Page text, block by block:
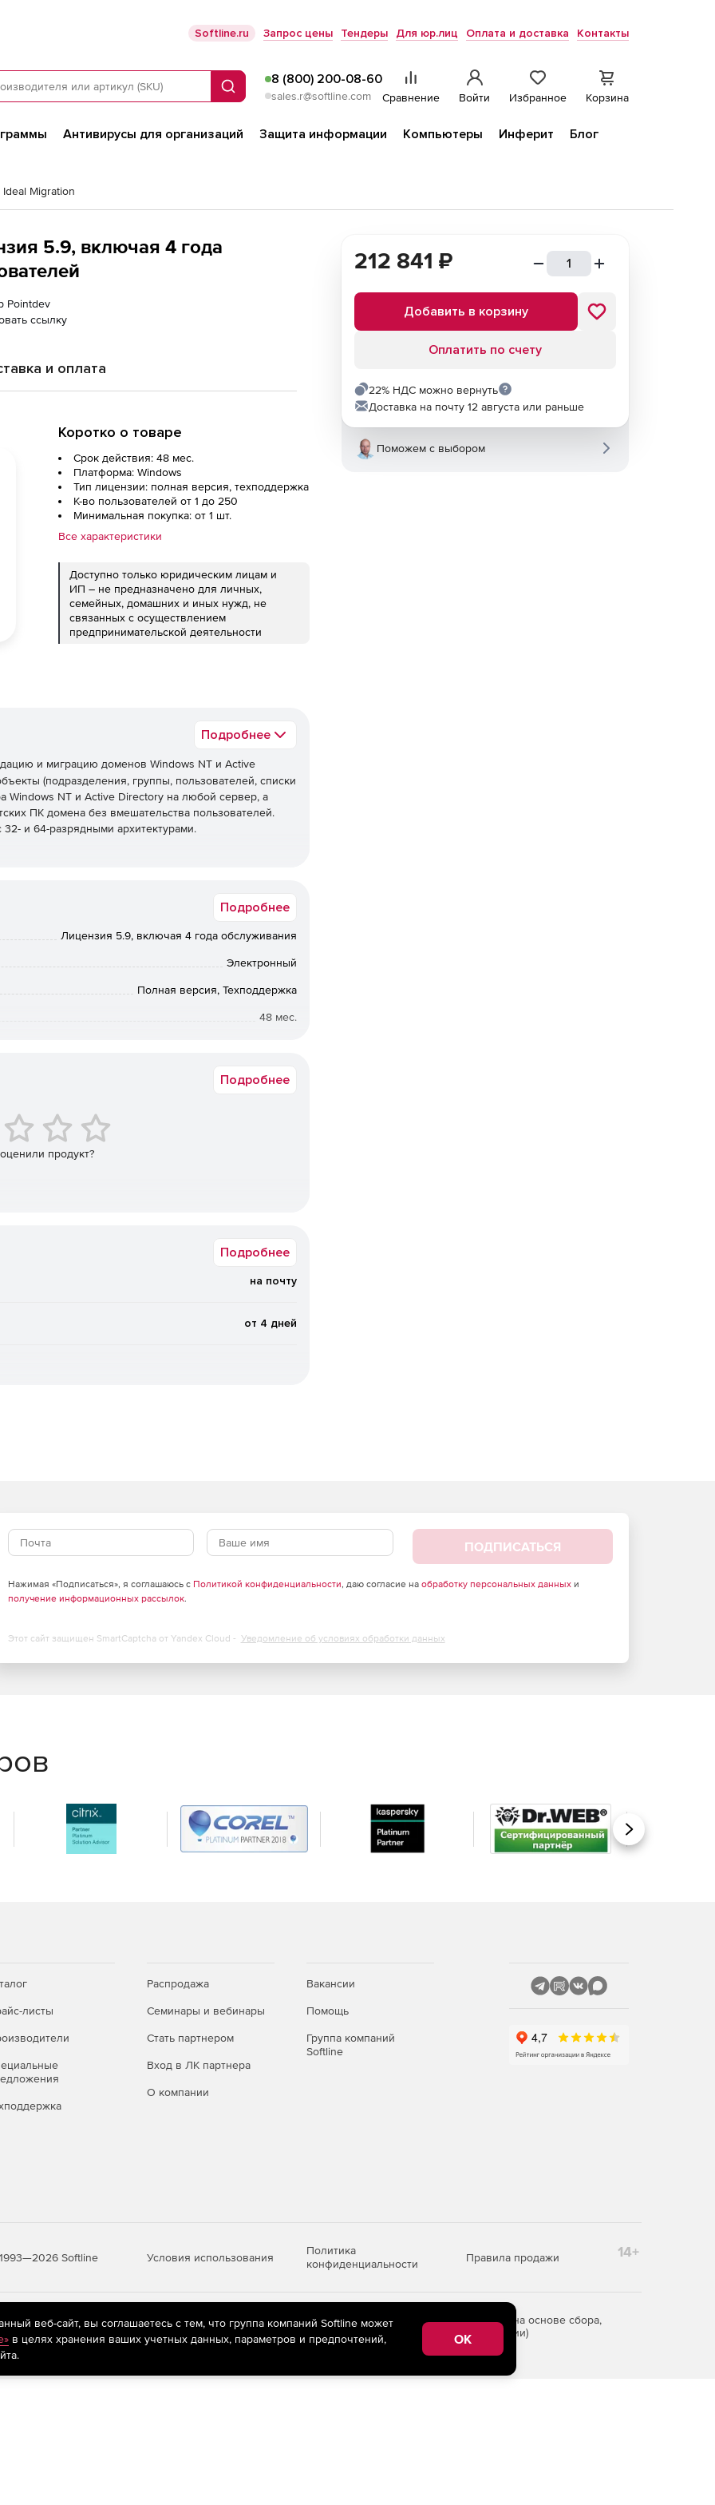
Softline.ru Запрос цены Тендеры Для юр.лиц Оплата и доставка Контакты
Поиск
8 (800) 200-08-60
sales.r@softline.com Сравнение Войти Избранное Корзина
Антивирусы для организаций Защита информации Компьютеры Инферит
Блог
Ideal Migration
5.9, включая 4 года
Pointdev
ссылку
и оплата
Коротко о товаре
Срок действия: 48 мес.
Платформа: Windows
Тип лицензии: полная версия, техподдержка
К-во пользователей от 1 до 250
Минимальная покупка: от 1 шт.
Все характеристики
Доступно только юридическим лицам и
ИП – не предназначено для личных,
семейных, домашних и иных нужд, не
связанных с осуществлением
предпринимательской деятельности
Подробнее
и миграцию доменов Windows NT и Active
(подразделения, группы, пользователей, списки
Windows NT и Active Directory на любой сервер, а
ПК домена без вмешательства пользователей.
и 64-разрядными архитектурами.
(SBS).
так и без них.
используются файлы CSV (их можно вручную
Подробнее
Лицензия 5.9, включая 4 года обслуживания
Электронный
Полная версия, Техподдержка
48 мес.
Подробнее
продукт?
Подробнее
на почту
от 4 дней
212 841 ₽
Добавить в корзину
Оплатить по счету
22% НДС можно вернуть
Доставка на почту 12 августа или раньше
Поможем с выбором
ПОДПИСАТЬСЯ
Нажимая «Подписаться», я соглашаюсь с Политикой конфиденциальности, даю согласие на обработку персональных данныхи
получение информационных рассылок.
Этот сайт защищен SmartCaptcha от Yandex Cloud - Уведомление об условиях обработки данных
Вперед
листы
Распродажа
Семинары и вебинары
Стать партнером
Вход в ЛК партнера
О компании
Вакансии
Помощь
Группа компаний
Softline
Softline Условия использования
Политика
конфиденциальности
Правила продажи 14+
рекомендательные технологии(информационные технологии предоставления информации на основе сбора,
пользователей сети «Интернет», находящихся на территории Российской Федерации)
веб-сайт, вы соглашаетесь с тем, что группа компаний Softline может
в целях хранения ваших учетных данных, параметров и предпочтений,
OK